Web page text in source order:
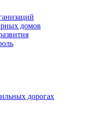
домов
дорогах